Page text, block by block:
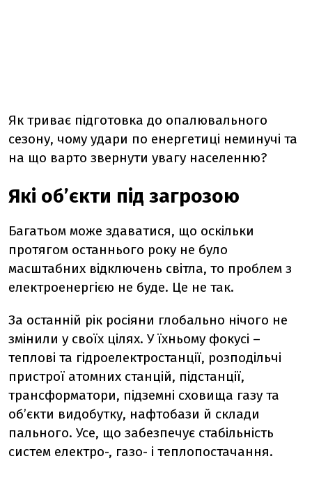
Як триває підготовка до опалювального
сезону, чому удари по енергетиці неминучі та
на що варто звернути увагу населенню?
Які об’єкти під загрозою
Багатьом може здаватися, що оскільки
протягом останнього року не було
масштабних відключень світла, то проблем з
електроенергією не буде. Це не так.
За останній рік росіяни глобально нічого не
змінили у своїх цілях. У їхньому фокусі –
теплові та гідроелектростанції, розподільчі
пристрої атомних станцій, підстанції,
трансформатори, підземні сховища газу та
об’єкти видобутку, нафтобази й склади
пального. Усе, що забезпечує стабільність
систем електро-, газо- і теплопостачання.